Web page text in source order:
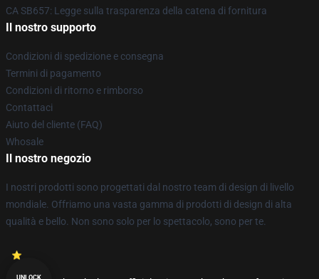
CA SB657: Legge sulla trasparenza della catena di fornitura
Il nostro supporto
Condizioni di spedizione e consegna
Termini di pagamento
Condizioni di ritorno e rimborso
Contattaci
Aiuto del cliente (FAQ)
Whosale
Il nostro negozio
I nostri prodotti sono progettati dal nostro team di design di livello
mondiale. Offriamo una vasta gamma di prodotti di design di alta
qualità e bello. Non sono solo per lo spettacolo, sono per te.
UNLOCK